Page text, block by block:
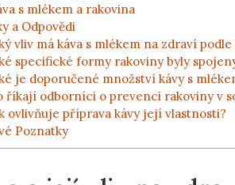
s mlékem a rakovina
a Odpovědi
vliv má káva s mlékem na zdraví
specifické formy rakoviny byly
je doporučené množství kávy s
říkají odborníci o prevenci rakoviny v
ovlivňuje příprava kávy její vlastnosti?
Poznatky